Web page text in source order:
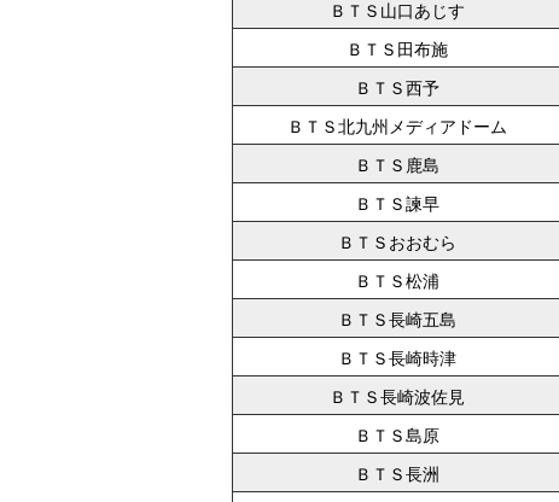
ＢＴＳ山口あじす
ＢＴＳ田布施
ＢＴＳ西予
ＢＴＳ北九州メディアドーム
ＢＴＳ鹿島
ＢＴＳ諫早
ＢＴＳおおむら
ＢＴＳ松浦
ＢＴＳ長崎五島
ＢＴＳ長崎時津
ＢＴＳ長崎波佐見
ＢＴＳ島原
ＢＴＳ長洲